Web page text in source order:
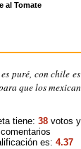
al Tomate
puré, con chile
que los
tiene: 38votos y
comentarios
es: 4.37